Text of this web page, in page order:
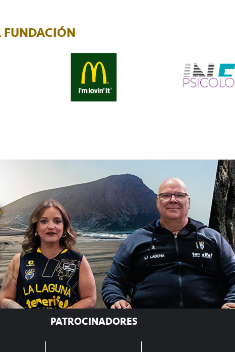
FUNDACIÓN
PATROCINADORES